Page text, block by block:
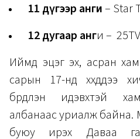
11 дүгээр анги– Star
12 дугаар анги –
Иймд эцэг эх, асран
сарын 17-нд хүүхдүүдээ
бүрдүүлэн идэвхтэй
албанаас уриалж байна.
буюу ирэх Даваа